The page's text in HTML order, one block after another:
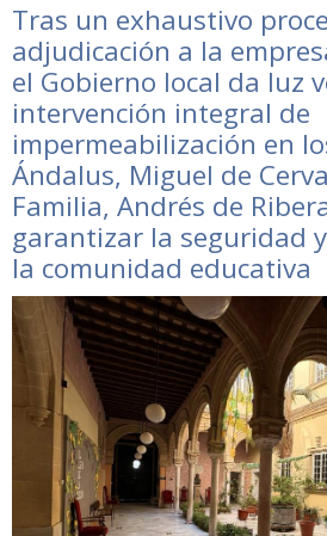
Tras un exhaustivo
adjudicación a la
el Gobierno local da luz
intervención integral de
impermeabilización en
Ándalus, Miguel de
Familia, Andrés de
garantizar la seguridad
la comunidad educativa